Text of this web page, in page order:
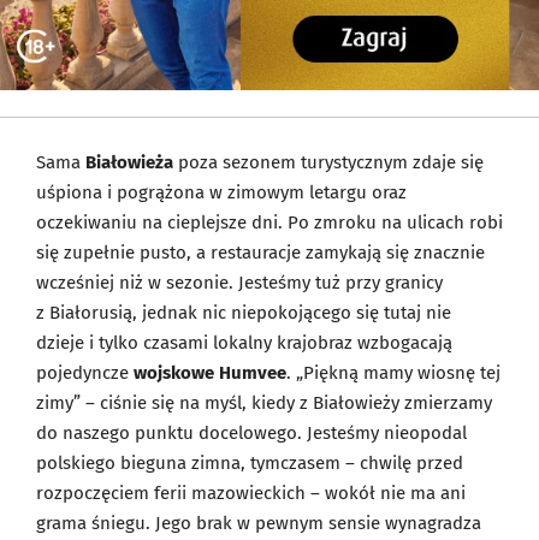
Sama Białowieża poza sezonem turystycznym zdaje się
uśpiona i pogrążona w zimowym letargu oraz
oczekiwaniu na cieplejsze dni. Po zmroku na ulicach robi
się zupełnie pusto, a restauracje zamykają się znacznie
wcześniej niż w sezonie. Jesteśmy tuż przy granicy
z Białorusią, jednak nic niepokojącego się tutaj nie
dzieje i tylko czasami lokalny krajobraz wzbogacają
pojedyncze wojskowe Humvee. „Piękną mamy wiosnę tej
zimy” – ciśnie się na myśl, kiedy z Białowieży zmierzamy
do naszego punktu docelowego. Jesteśmy nieopodal
polskiego bieguna zimna, tymczasem – chwilę przed
rozpoczęciem ferii mazowieckich – wokół nie ma ani
grama śniegu. Jego brak w pewnym sensie wynagradza